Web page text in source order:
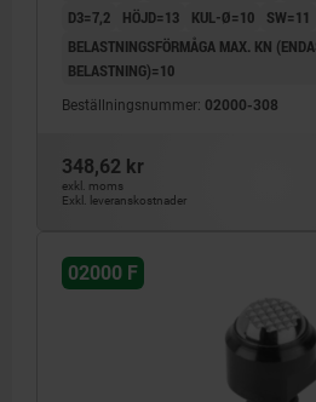
D3=7,2
HÖJD=13 KUL-Ø=10
SW=11
BELASTNINGSFÖRMÅGA MAX. KN
BELASTNING)=10
Beställningsnummer: 02000-308
348,62 kr
exkl. moms
Exkl. leveranskostnader
02000 F